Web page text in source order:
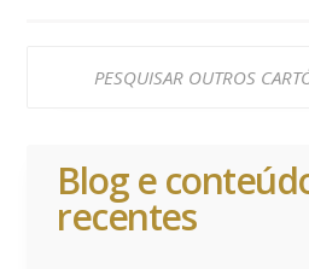
Blog e
recentes